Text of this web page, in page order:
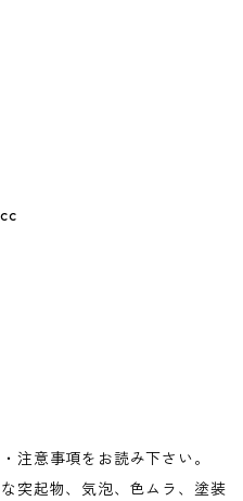
注意事項をお読み下さい。
突起物、気泡、色ムラ、塗装